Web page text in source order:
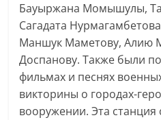
Бауыржана Момышулы,
Сагадата
Маншук Маметову, Алию
Доспанову. Также были
фильмах и песнях
викторины о городах-
вооружении. Эта станция